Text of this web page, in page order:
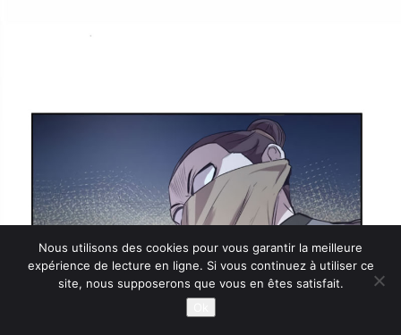
Nous utilisons des cookies pour vous garantir la meilleure
expérience de lecture en ligne. Si vous continuez à utiliser ce
site, nous supposerons que vous en êtes satisfait.